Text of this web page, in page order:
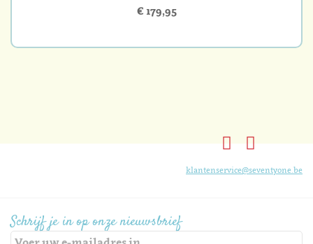
€ 179,95
Schrijf je in op onze nieuwsbrief
klantenservice@seventyone.be